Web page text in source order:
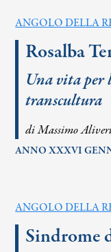
ANGOLO DELLA
Rosalba
Una vita per
transcultura
di Massimo
ANNO XXXVI
ANGOLO DELLA
Sindrome